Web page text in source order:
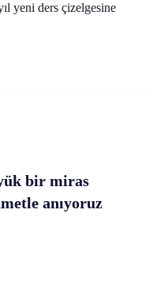
ders çizelgesine
bir miras
anıyoruz